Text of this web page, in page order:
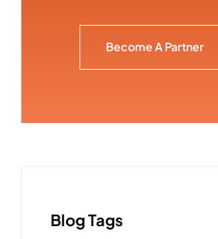
Become A Partner
Blog Tags